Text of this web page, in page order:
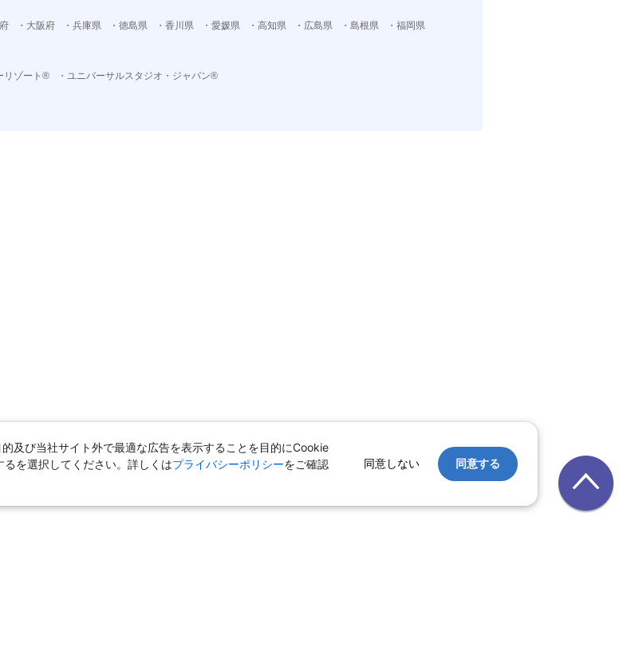
・大阪府 ・兵庫県 ・徳島県 ・香川県 ・愛媛県 ・高知県 ・広島県 ・島根県
・福岡県
リゾート® ・ユニバーサルスタジオ・ジャパン®
及び当社サイト外で最適な広告を表示することを目的にCookie
を選択してください。詳しくはプライバシーポリシーをご確認
同意しない 同意する